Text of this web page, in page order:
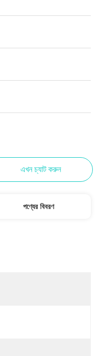
এখন চ্যাট করুন
পণ্যের বিবরণ